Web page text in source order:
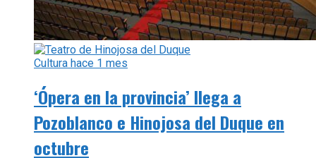
Cultura hace 1 mes
‘Ópera en la provincia’ llega a
Pozoblanco e Hinojosa del Duque en
octubre